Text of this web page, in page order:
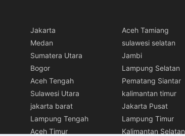
Jakarta Aceh Tamiang
Medan sulawesi selatan
Sumatera Utara Jambi
Bogor Lampung Selatan
Aceh Tengah Pematang Siantar
Sulawesi Utara kalimantan timur
jakarta barat Jakarta Pusat
Lampung Tengah Lampung Timur
Aceh Timur Kalimantan Selatan